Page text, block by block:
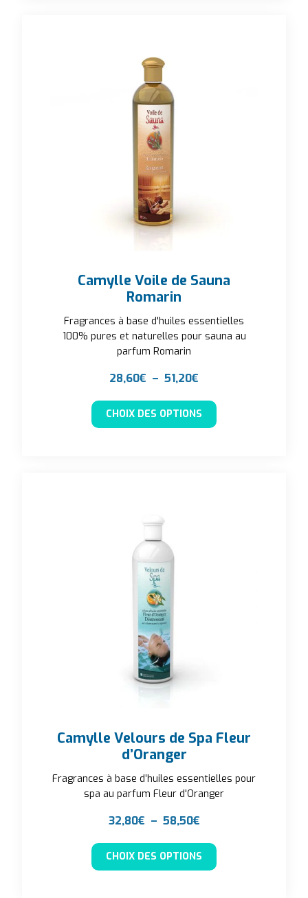
Camylle Voile de Sauna
Romarin
Fragrances à base d'huiles essentielles
100% pures et naturelles pour sauna au
parfum Romarin
28,60€ – 51,20€
CHOIX DES OPTIONS
Camylle Velours de Spa Fleur
d’Oranger
Fragrances à base d’huiles essentielles pour
spa au parfum Fleur d'Oranger
32,80€ – 58,50€Plage de prix :
CHOIX DES OPTIONS